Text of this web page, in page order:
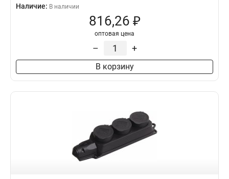
Наличие: В наличии
816,26 ₽
оптовая цена
– +
В корзину